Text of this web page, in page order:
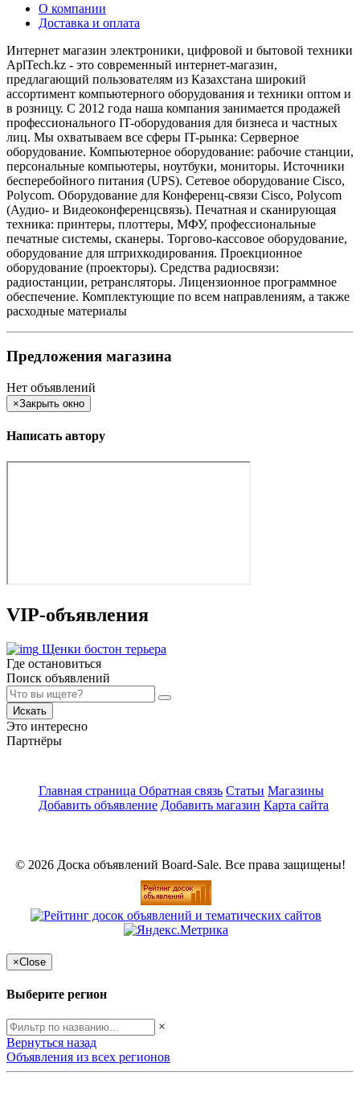
О компании
Доставка и оплата
Интернет магазин электроники, цифровой и бытовой техники
AplTech.kz - это современный интернет-магазин,
предлагающий пользователям из Казахстана широкий
ассортимент компьютерного оборудования и техники оптом и
в розницу. С 2012 года наша компания занимается продажей
профессионального IT-оборудования для бизнеса и частных
лиц. Мы охватываем все сферы IT-рынка: Серверное
оборудование. Компьютерное оборудование: рабочие станции,
персональные компьютеры, ноутбуки, мониторы. Источники
бесперебойного питания (UPS). Сетевое оборудование Cisco,
Polycom. Оборудование для Конференц-связи Cisco, Polycom
(Аудио- и Видеоконференцсвязь). Печатная и сканирующая
техника: принтеры, плоттеры, МФУ, профессиональные
печатные системы, сканеры. Торгово-кассовое оборудование,
оборудование для штрихкодирования. Проекционное
оборудование (проекторы). Средства радиосвязи:
радиостанции, ретрансляторы. Лицензионное программное
обеспечение. Комплектующие по всем направлениям, а также
расходные материалы
Предложения магазина
Нет объявлений
×Закрыть окно
Написать автору
VIP-объявления
Щенки бостон терьера
Где остановиться
Поиск объявлений
Искать
Это интересно
Партнёры
Главная страница Обратная связь Статьи Магазины
Добавить объявление Добавить магазин Карта сайта
© 2026 Доска объявлений Board-Sale. Все права защищены!
×Close
Выберите регион
×
Вернуться назад
Объявления из всех регионов